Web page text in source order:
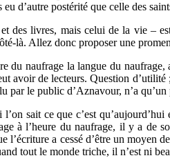
d’autre postérité que celle des
des livres, mais celui de la vie –
là. Allez donc proposer une
du naufrage la langue du
avoir de lecteurs. Question
par le public d’Aznavour, n’a
sait ce que c’est
à l’heure du naufrage, il y a de
l’écriture a cessé d’être un moyen
tout le monde triche, il n’est ni